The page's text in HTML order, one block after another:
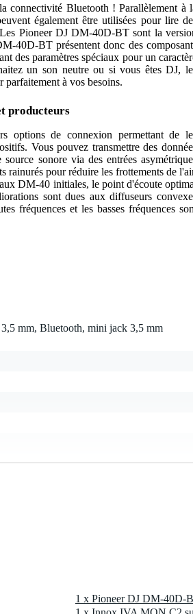
connectivité Bluetooth ! Parallèlement à
également être utilisées pour lire
Pioneer DJ DM-40D-BT sont la
40D-BT présentent donc des
des paramètres spéciaux pour un
un son neutre ou si vous êtes DJ,
parfaitement à vos besoins.
producteurs
options de connexion permettant de
Vous pouvez transmettre des
sonore via des entrées
pour réduire les frottements de
DM-40 initiales, le point d'écoute
sont dues aux diffuseurs
fréquences et les basses fréquences
mm, Bluetooth, mini jack 3,5 mm